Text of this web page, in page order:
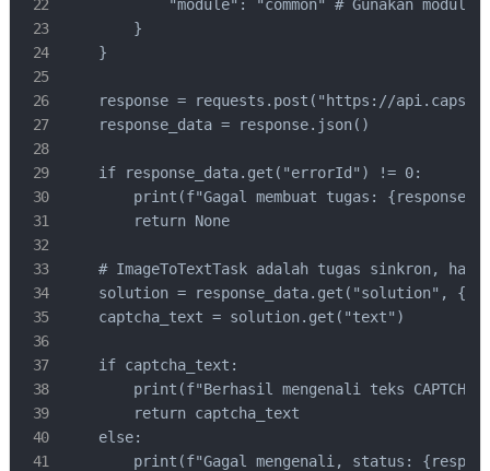
"module": "common" # Gunakan modul
        }
    }
response = requests.post("https://
    response_data = response.json()
    if response_data.get("errorId") != 0:
print(f"Gagal membuat tugas:
        return None
# ImageToTextTask adalah tugas sinkron,
    solution = response_data.get("solution", {})
    captcha_text = solution.get("text")
    if captcha_text:
print(f"Berhasil mengenali teks CAPTCHA:
        return captcha_text
    else:
print(f"Gagal mengenali, status: